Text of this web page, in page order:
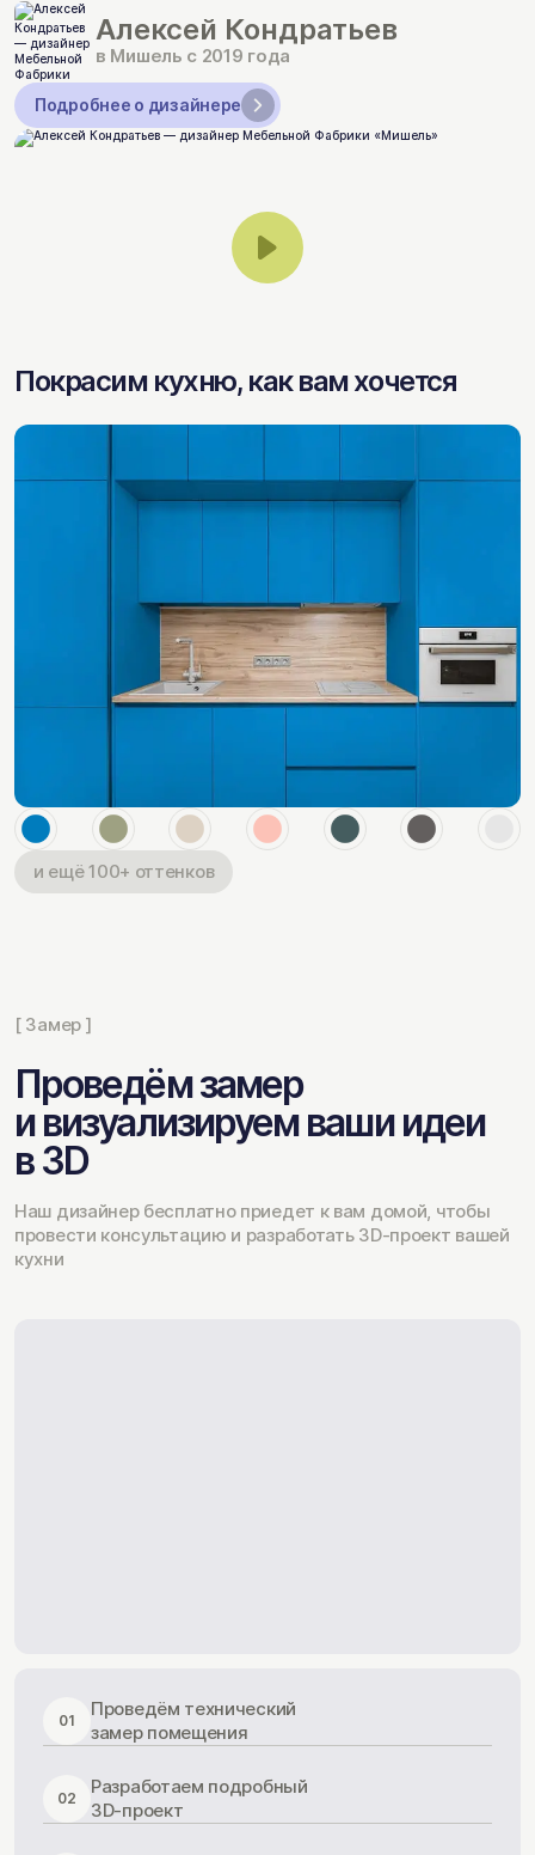
Алексей Кондратьев
в Мишель с 2019 года
Подробнее о дизайнере
Покрасим кухню, как вам хочется
и ещё 100+ оттенков
[ Замер ]
Проведём замер
и визуализируем ваши идеи
в 3D
Наш дизайнер бесплатно приедет к вам домой, чтобы
провести консультацию и разработать 3D-проект вашей
кухни
01
Проведём технический
замер помещения
02
Разработаем подробный
3D-проект